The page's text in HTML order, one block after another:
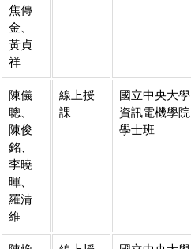
焦傳
金、
黃貞
祥
陳儀
聰、
陳俊
銘、
李曉
暉、
羅清
維
線上授
課
國立中央大學
資訊電機學院
學士班